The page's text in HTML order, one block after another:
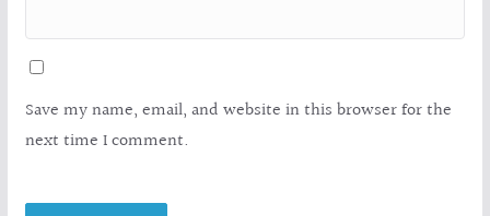
Save my name, email, and website in this browser for the
next time I comment.